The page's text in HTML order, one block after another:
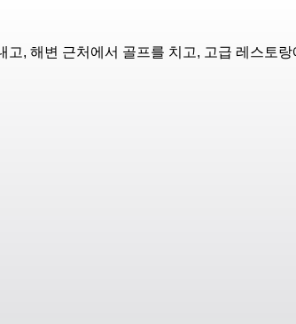
고, 해변 근처에서 골프를 치고, 고급 레스토